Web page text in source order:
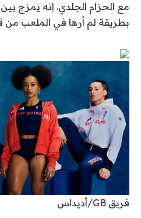
مع الحزام الجلدي. إنه يمزج بين
بطريقة لم أرها في الملعب من
فريق GB/أديداس